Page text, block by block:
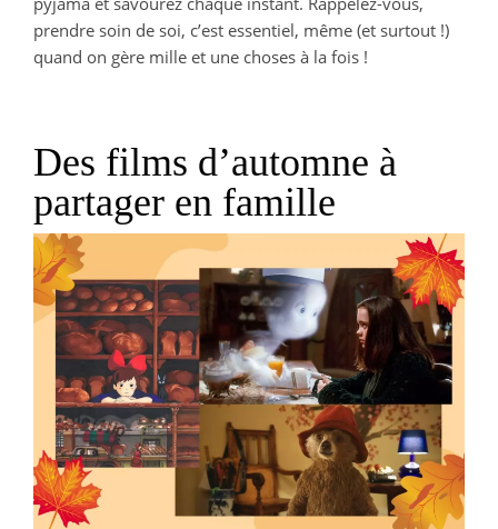
prendre soin de soi, c’est essentiel, même (et surtout !)
quand on gère mille et une choses à la fois !
Des films d’automne à
partager en famille